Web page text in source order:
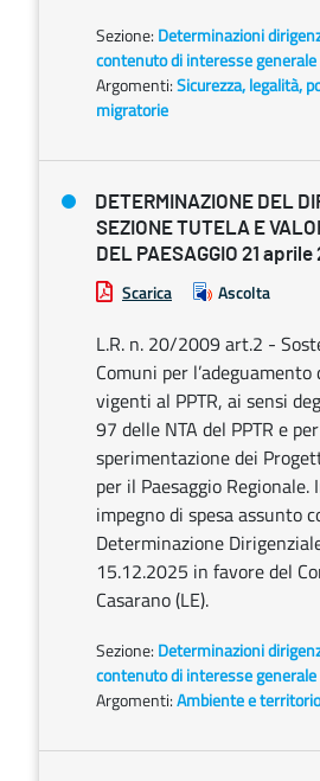
Sezione: Determinazioni
contenuto di interesse generale
Argomenti:Sicurezza, legalità,
migratorie
DETERMINAZIONE DEL
SEZIONE TUTELA E
DEL PAESAGGIO 21
Scarica Ascolta
L.R. n. 20/2009 art.2 -
Comuni per l’adeguamento
vigenti al PPTR, ai sensi
97 delle NTA del PPTR e
sperimentazione dei
per il Paesaggio Regionale.
impegno di spesa assunto
Determinazione
15.12.2025 in favore del
Casarano (LE).
Sezione: Determinazioni
contenuto di interesse generale
Argomenti:Ambiente e territorio